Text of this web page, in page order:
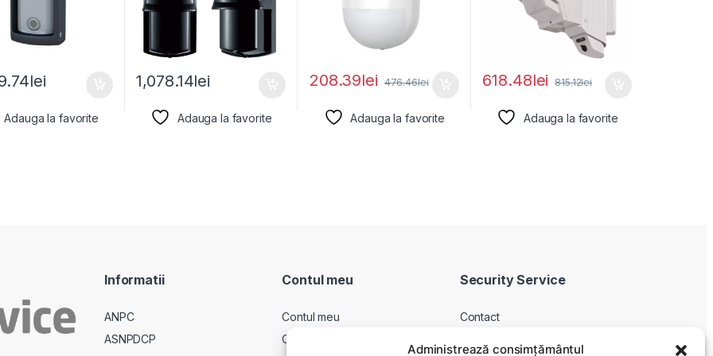
Administrează consimțământul
lei
Adauga la favorite
1,078.14lei
Adauga la favorite
208.39lei 476.46lei
Adauga la favorite
618.48lei 815.12lei
Adauga la favorite
Informatii
ANPC
ASNPDCP
Contul meu
Contul meu
Comenzi
Security Service
Contact